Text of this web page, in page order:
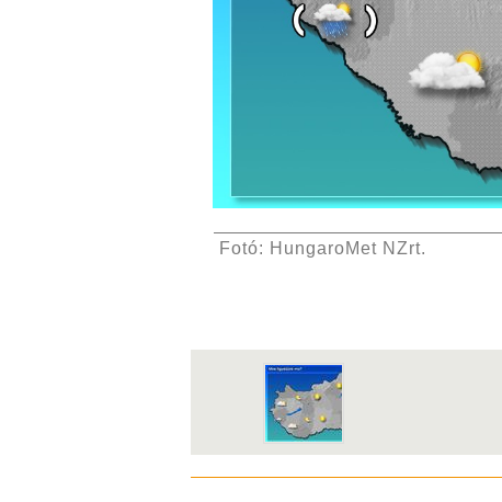
Fotó: HungaroMet NZrt.